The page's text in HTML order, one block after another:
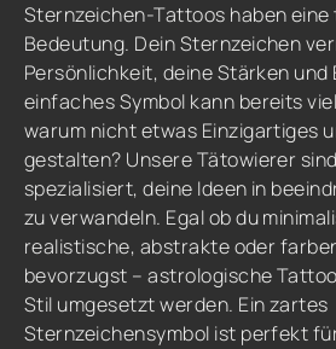
Sternzeichen-Tattoos haben
Bedeutung. Dein Sternzeichen
Persönlichkeit, deine Stärken und
einfaches Symbol kann bereits
warum nicht etwas Einzigartiges
gestalten? Unsere Tätowierer
spezialisiert, deine Ideen in
zu verwandeln. Egal ob du
realistische, abstrakte oder
bevorzugst – astrologische
Stil umgesetzt werden. Ein zartes
Sternzeichensymbol ist perfekt